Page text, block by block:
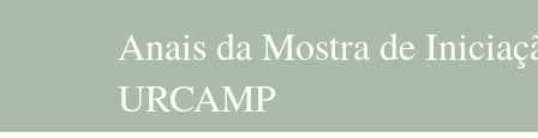
Anais da Mostra de
URCAMP